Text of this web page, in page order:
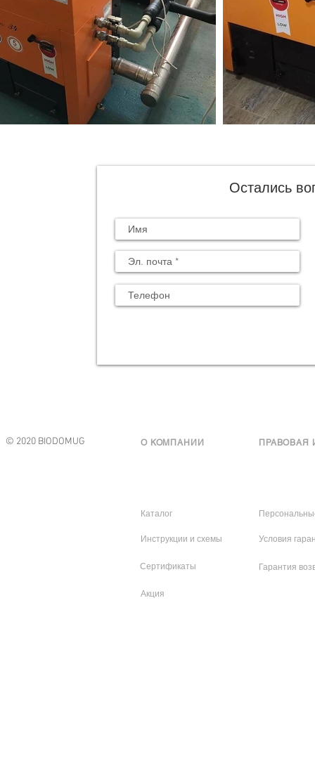
Остались
© 2020 BIODOMUG О КОМПАНИИ ПРАВОВАЯ
Каталог
Инструкции и схемы
Сертификаты
Условия
Гарантия
Акция